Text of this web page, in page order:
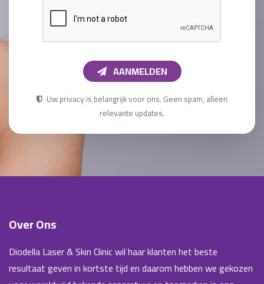
AANMELDEN
Uw privacy is belangrijk voor ons. Geen spam, alleen
relevante updates.
Over Ons
Diodella Laser & Skin Clinic wil haar klanten het beste
resultaat geven in kortste tijd en daarom hebben we gekozen